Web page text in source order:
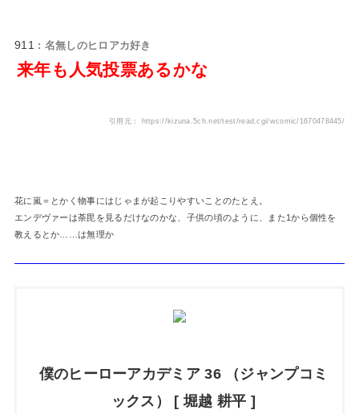
911 : 名無しのヒロアカ好き
来年も人気投票あるかな
引用元： https://kizuna.5ch.net/test/read.cgi/wcomic/1670478445/
花に嵐＝とかく物事にはじゃまが起こりやすいことのたとえ。
エンデヴァーは荼毘を見るだけなのかな、子供の頃のように、また1から個性を
教えるとか……は無理か
僕のヒーローアカデミア 36 （ジャンプコミ
ックス） [ 堀越 耕平 ]